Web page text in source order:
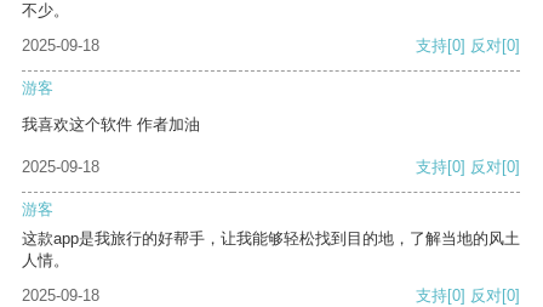
不少。
2025-09-18
支持[0] 反对[0]
游客
我喜欢这个软件 作者加油
2025-09-18 支持[0] 反对[0]
游客
这款app是我旅行的好帮手，让我能够轻松找到目的地，了解当地的风土
人情。
2025-09-18
支持[0] 反对[0]